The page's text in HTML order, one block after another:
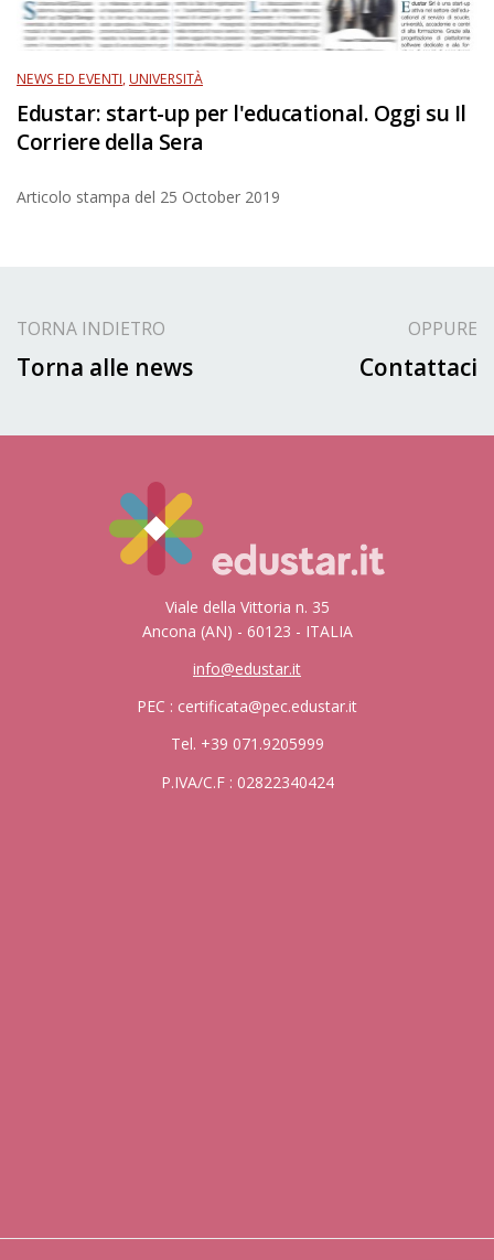
NEWS ED EVENTI,UNIVERSITÀ
Edustar: start-up per l'educational. Oggi su Il
Corriere della Sera
Articolo stampa del 25 October 2019
TORNA INDIETRO
Torna alle news
OPPURE
Contattaci
Viale della Vittoria n. 35
Ancona (AN) - 60123 - ITALIA
info@edustar.it
PEC : certificata@pec.edustar.it
Tel. +39 071.9205999
P.IVA/C.F : 02822340424